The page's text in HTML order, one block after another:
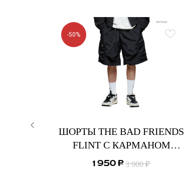
-50%
ШОРТЫ THE BAD FRIENDS
FLINT С КАРМАНОМ
НЕЙЛОН
1 950 ₽3 900 ₽